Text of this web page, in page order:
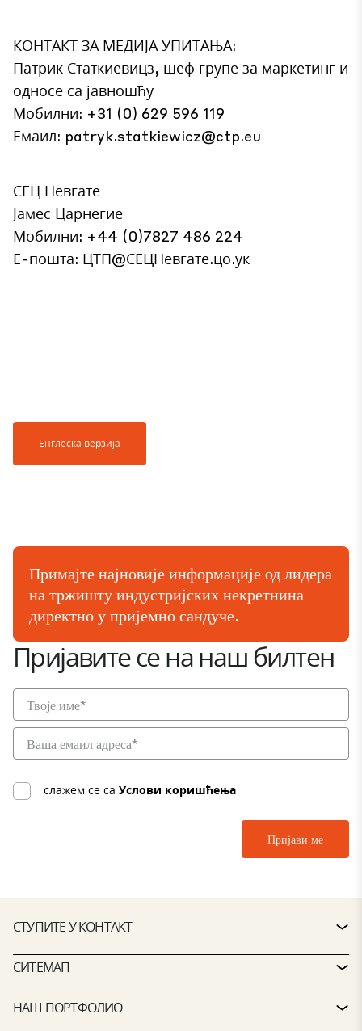
КОНТАКТ ЗА МЕДИЈА УПИТАЊА:
Патрик Статкиевицз, шеф групе за маркетинг и
односе са јавношћу
Мобилни: +31 (0) 629 596 119
Емаил: patryk.statkiewicz@ctp.eu
СЕЦ Невгате
Јамес Царнегие
Мобилни: +44 (0)7827 486 224
Е-пошта: ЦТП@СЕЦНевгате.цо.ук
Енглеска верзија
Пријавите се на наш билтен
слажем се са Услови коришћења
Примајте најновије информације од лидера
на тржишту индустријских некретнина
директно у пријемно сандуче.
СТУПИТЕ У КОНТАКТ
КОНТАКТ
СЕРВИСНИ СТО
СИТЕМАП
ПРОПЕРТИ ФИНДЕР
НАШ ПОРТФОЛИО